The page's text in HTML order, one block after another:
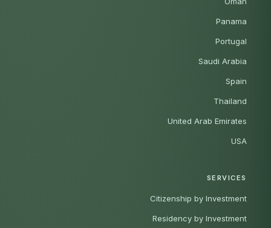
Panama
Portugal
Saudi Arabia
Spain
Thailand
United Arab Emirates
USA
SERVICES
Citizenship by Investment
Residency by Investment